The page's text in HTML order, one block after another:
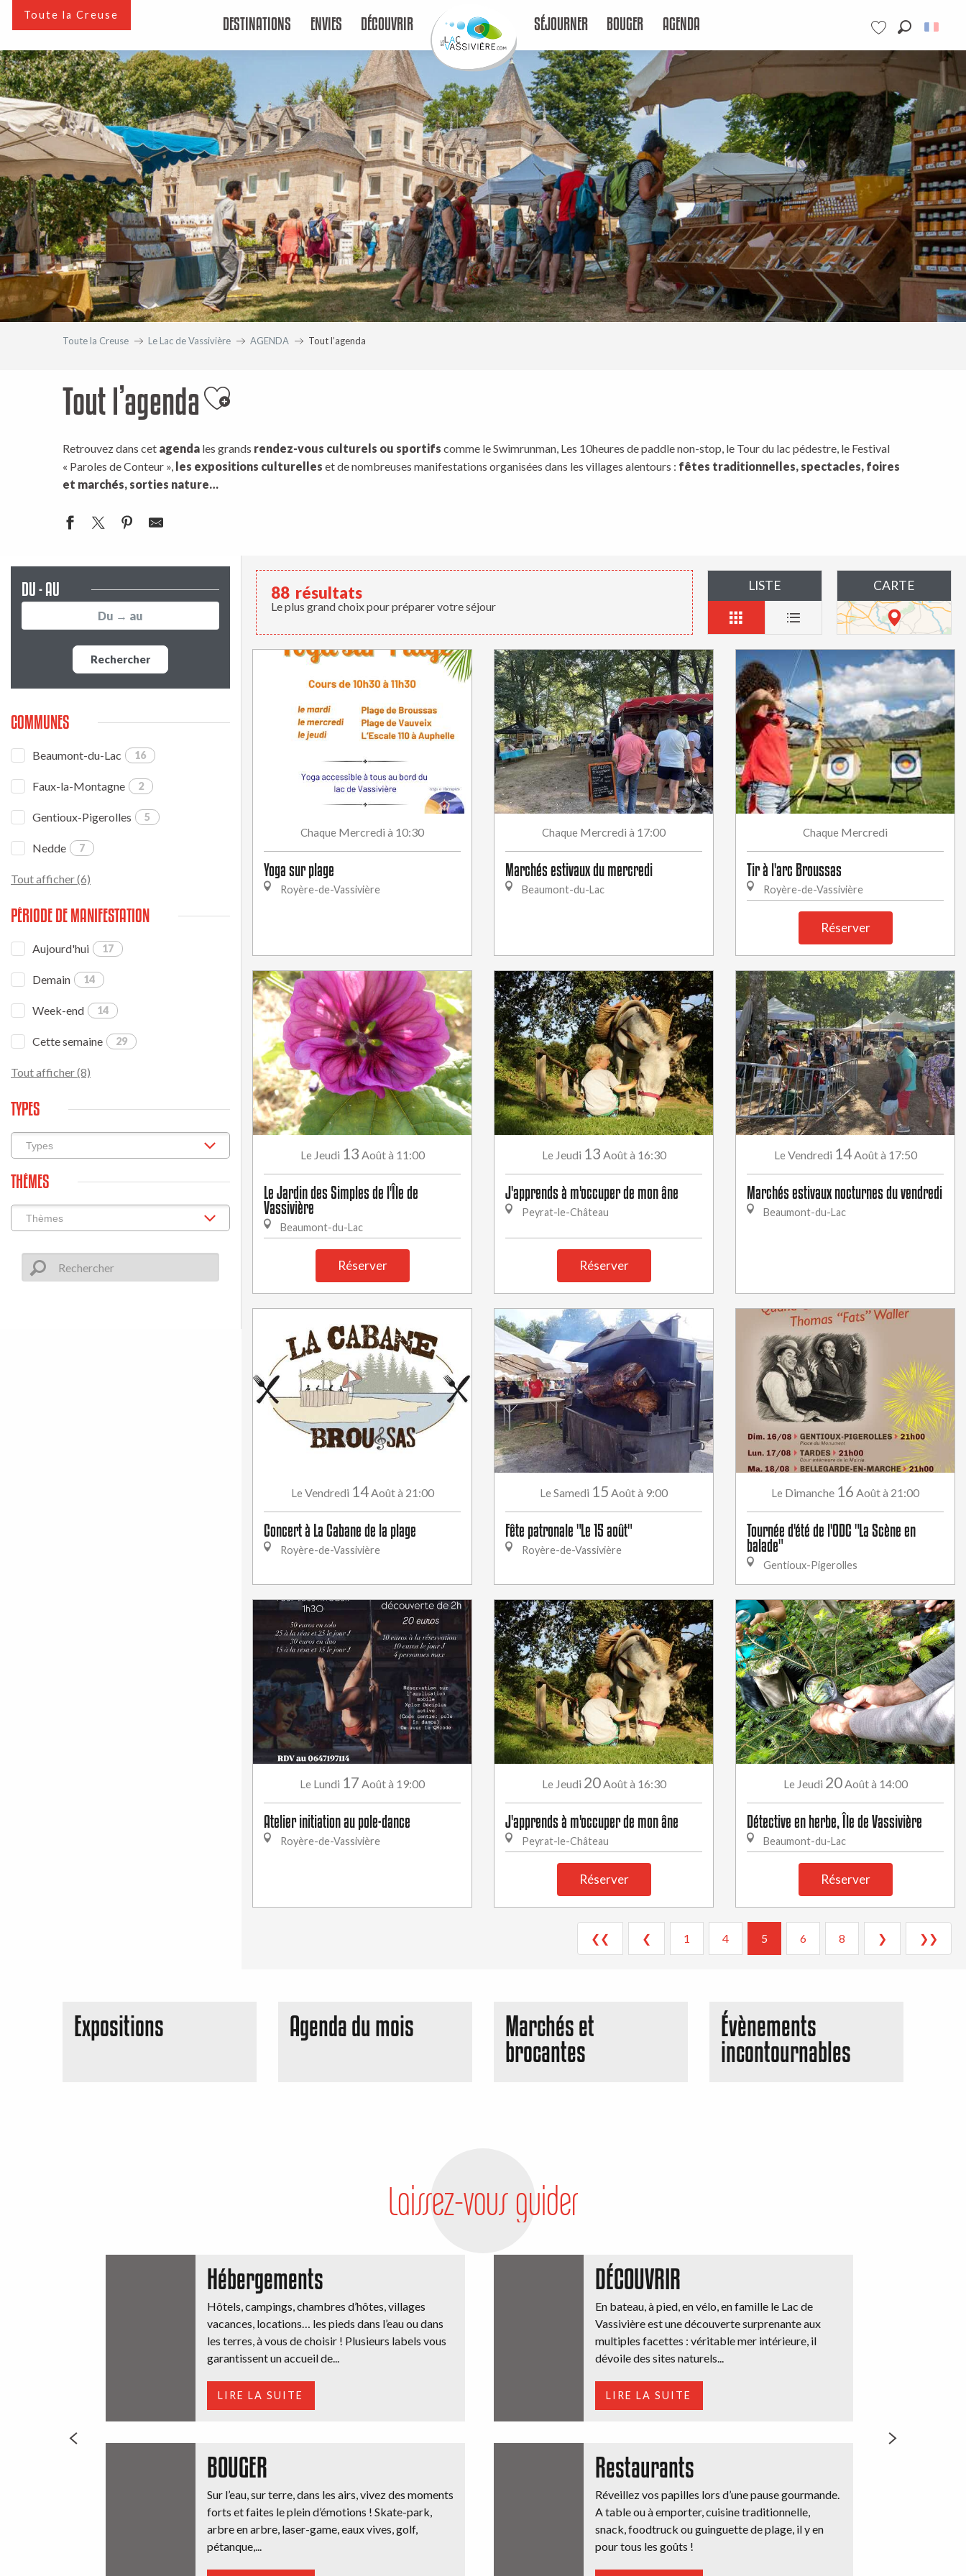
principal
Voir les favoris
Toute la Creuse DESTINATIONS ENVIES DÉCOUVRIR SÉJOURNER BOUGER AGENDA
Toute la Creuse Le Lac de Vassivière AGENDA Tout l’agenda
Tout l’agendaAjouter aux favoris
Retrouvez dans cet agenda les grands rendez-vous culturels ou sportifs comme le Swimrunman, Les 10heures de paddle non-stop, le Tour du lac pédestre, le Festival
« Paroles de Conteur », les expositions culturelles et de nombreuses manifestations organisées dans les villages alentours : fêtes traditionnelles, spectacles, foires
et marchés, sorties nature…
DU - AU
Rechercher
COMMUNES
Beaumont-du-Lac 16
Faux-la-Montagne 2
Gentioux-Pigerolles 5
Nedde 7
Tout afficher (6)
PÉRIODE DE MANIFESTATION
Aujourd'hui 17
Demain 14
Week-end 14
Cette semaine 29
Tout afficher (8)
TYPES
THÈMES
88 résultats
Le plus grand choix pour préparer votre séjour
LISTE CARTE
Chaque Mercredi à 10:30
Yoga sur plage
Royère-de-Vassivière
Chaque Mercredi à 17:00
Marchés estivaux du mercredi
Beaumont-du-Lac
Chaque Mercredi
Tir à l'arc Broussas
Royère-de-Vassivière
Réserver
Le Jeudi 13 Aoûtà 11:00
Le Jardin des Simples de l'Île de
Vassivière
Beaumont-du-Lac
Réserver
Le Jeudi 13 Aoûtà 16:30
J'apprends à m'occuper de mon âne
Peyrat-le-Château
Réserver
LeVendredi 14Aoûtà 17:50
Marchés estivaux nocturnes du vendredi
Beaumont-du-Lac
LeVendredi 14Aoûtà 21:00
Concert à La Cabane de la plage
Royère-de-Vassivière
LeSamedi 15 Aoûtà 9:00
Fête patronale "Le 15 août"
Royère-de-Vassivière
Le Dimanche 16 Aoûtà 21:00
Tournée d'été de l'ODC "La Scène en
balade"
Gentioux-Pigerolles
Le Lundi 17 Aoûtà 19:00
Atelier initiation au pole-dance
Royère-de-Vassivière
Le Jeudi 20Aoûtà 16:30
J'apprends à m'occuper de mon âne
Peyrat-le-Château
Réserver
Le Jeudi 20Aoûtà 14:00
Détective en herbe, Île de Vassivière
Beaumont-du-Lac
Réserver
❮❮ ❮ 1 4 5 6 8 ❯ ❯❯
Expositions Agenda du mois
Marchés et
brocantes
Évènements
incontournables
Laissez-vous guider
Hébergements
Hôtels, campings, chambres d’hôtes, villages
vacances, locations… les pieds dans l’eau ou dans
les terres, à vous de choisir ! Plusieurs labels vous
garantissent un accueil de...
LIRE LA SUITE
DÉCOUVRIR
En bateau, à pied, en vélo, en famille le Lac de
Vassivière est une découverte surprenante aux
multiples facettes : véritable mer intérieure, il
dévoile des sites naturels...
LIRE LA SUITE
BOUGER
Sur l’eau, sur terre, dans les airs, vivez des moments
forts et faites le plein d’émotions ! Skate-park,
arbre en arbre, laser-game, eaux vives, golf,
pétanque,...
Restaurants
Réveillez vos papilles lors d’une pause gourmande.
A table ou à emporter, cuisine traditionnelle,
snack, foodtruck ou guinguette de plage, il y en
pour tous les goûts !